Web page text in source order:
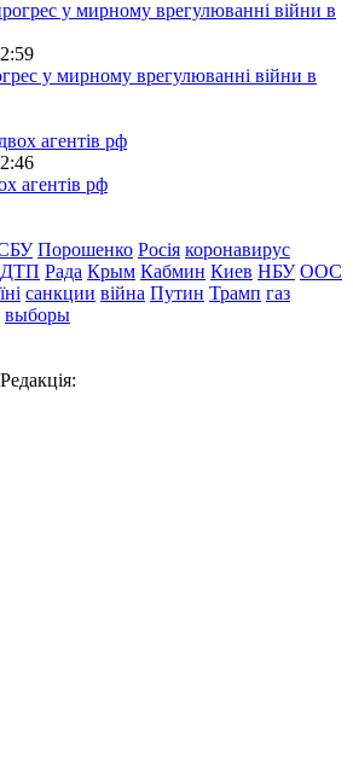
у мирному врегулюванні війни в
агентів рф
Порошенко Росія коронавирус
ДТП Рада Крым Кабмин Киев НБУ ООС
санкции війна Путин Трамп газ
выборы